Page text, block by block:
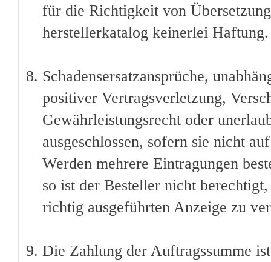
für die Richtigkeit von
herstellerkatalog keinerlei Haftung.
Schadensersatzansprüche,
positiver Vertragsverletzung,
Gewährleistungsrecht oder
ausgeschlossen, sofern sie nicht
Werden mehrere Eintragungen
so ist der Besteller nicht
richtig ausgeführten Anzeige zu
Die Zahlung der Auftragssumme